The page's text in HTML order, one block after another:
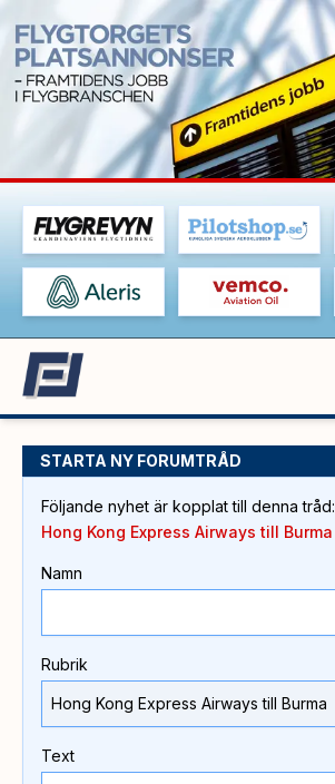
STARTA NY FORUMTRÅD
Följande nyhet är kopplat till denna tråd:
Hong Kong Express Airways till Burma
Namn
Rubrik
Text